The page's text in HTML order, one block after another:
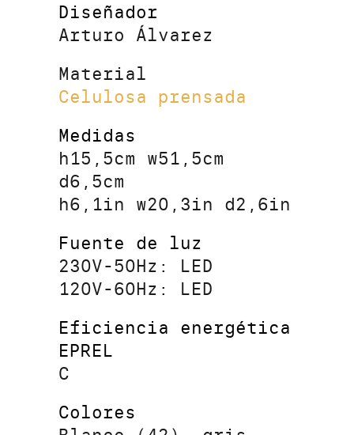
Diseñador
Arturo Álvarez
Material
Celulosa prensada
Medidas
h15,5cm w51,5cm
d6,5cm
h6,1in w20,3in d2,6in
Fuente de luz
230V-50Hz: LED
120V-60Hz: LED
Eficiencia energética
EPREL
C
Colores